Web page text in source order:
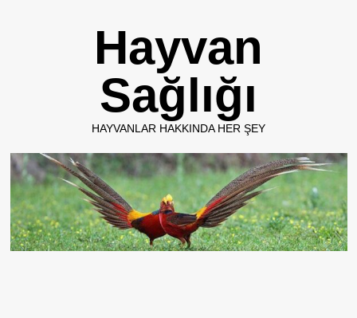
Hayvan
Sağlığı
HAYVANLAR HAKKINDA HER ŞEY